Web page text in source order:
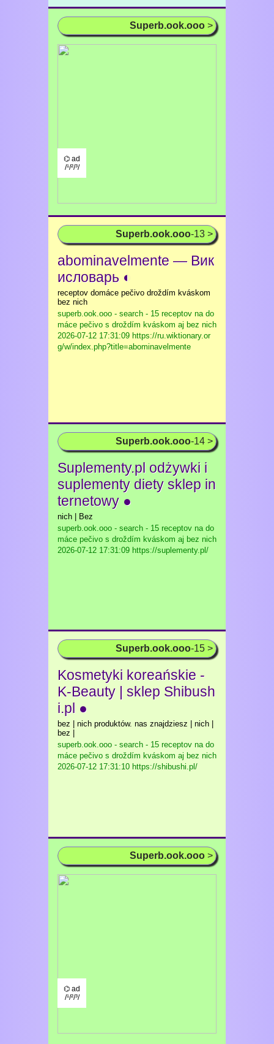
Superb.ook.ooo >
⌬ ad
/¹/²/³/
Superb.ook.ooo-13 >
abominavelmente — Вик
исловарь ◐
receptov domáce pečivo droždím kváskom
bez nich
superb.ook.ooo - search - 15 receptov na do
máce pečivo s droždím kváskom aj bez nich
2026-07-12 17:31:09 https://ru.wiktionary.or
g/w/index.php?title=abominavelmente
Superb.ook.ooo-14 >
Suplementy.pl odżywki i
suplementy diety sklep in
ternetowy ●
nich | Bez
superb.ook.ooo - search - 15 receptov na do
máce pečivo s droždím kváskom aj bez nich
2026-07-12 17:31:09 https://suplementy.pl/
Superb.ook.ooo-15 >
Kosmetyki koreańskie -
K-Beauty | sklep Shibush
i.pl ●
bez | nich produktów. nas znajdziesz | nich |
bez |
superb.ook.ooo - search - 15 receptov na do
máce pečivo s droždím kváskom aj bez nich
2026-07-12 17:31:10 https://shibushi.pl/
Superb.ook.ooo >
⌬ ad
/¹/²/³/